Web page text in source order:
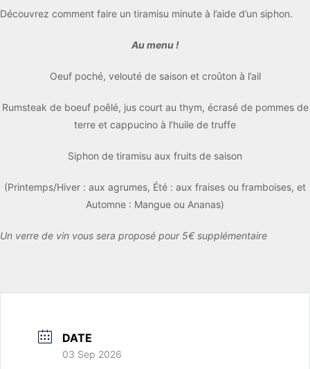
Découvrez comment faire un tiramisu minute à l’aide d’un siphon.
Au menu !
Oeuf poché, velouté de saison et croûton à l’ail
Rumsteak de boeuf poêlé, jus court au thym, écrasé de pommes de
terre et cappucino à l’huile de truffe
Siphon de tiramisu aux fruits de saison
(Printemps/Hiver : aux agrumes, Été : aux fraises ou framboises, et
Automne : Mangue ou Ananas)
Un verre de vin vous sera proposé pour 5€ supplémentaire
DATE
03 Sep 2026